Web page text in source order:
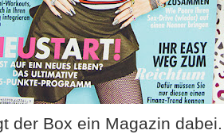
der Box ein Magazin